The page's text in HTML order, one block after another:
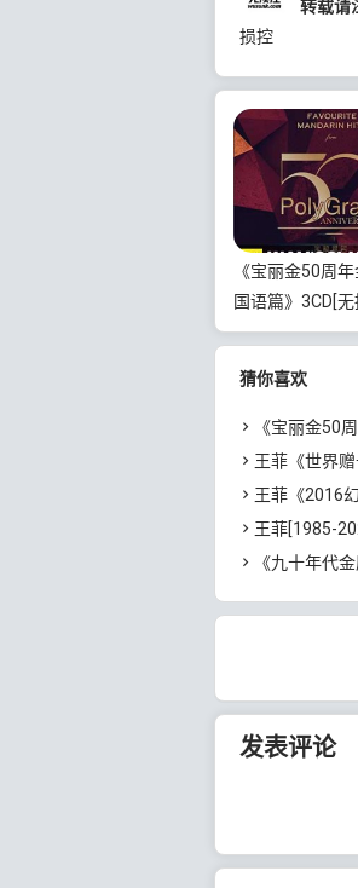
转载请
损控
《宝丽金50周
国语篇》3CD[无
WAV/MP3/
猜你喜欢
《宝丽金50周年金榜
王菲《世界赠
王菲《2016幻乐一场个人
王菲[1985-2025年]所有专辑
《九十年代金庸武侠影
发表评论